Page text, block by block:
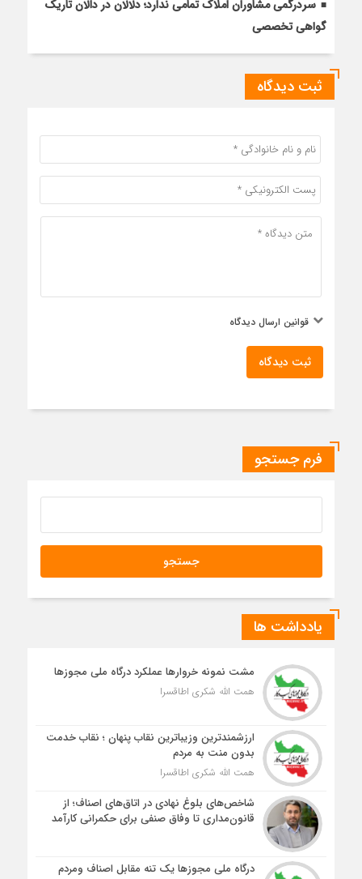
سردرگمی مشاوران املاک تمامی ندارد؛ دلالان در دالان تاریک
گواهی تخصصی
ثبت دیدگاه
قوانین ارسال دیدگاه
ثبت دیدگاه
فرم جستجو
یادداشت ها
مشت نمونه خروارها عملکرد درگاه ملی مجوزها
همت الله شکری اطاقسرا
ارزشمندترین وزیباترین نقاب پنهان ؛ نقاب خدمت
بدون منت به مردم
همت الله شکری اطاقسرا
شاخص‌های بلوغ نهادی در اتاق‌های اصناف؛ از
قانون‌مداری تا وفاق صنفی برای حکمرانی کارآمد
درگاه ملی مجوزها یک تنه مقابل اصناف ومردم